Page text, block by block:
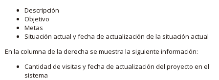
Descripción
Objetivo
Metas
Situación actual y fecha de actualización de la situación actual
En la columna de la derecha se muestra la siguiente información:
Cantidad de visitas y fecha de actualización del proyecto en el
sistema